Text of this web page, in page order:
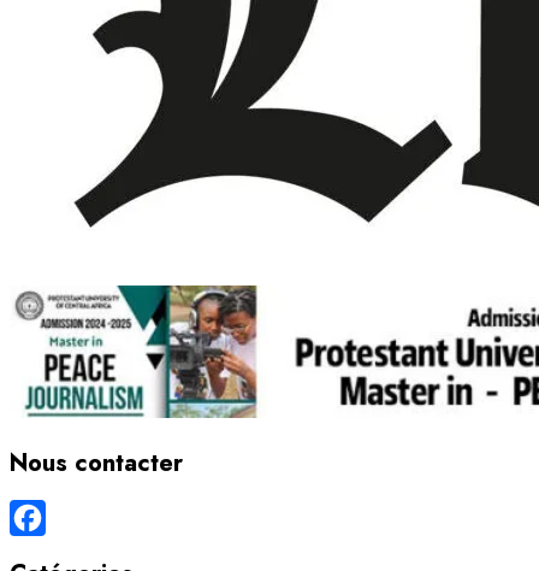
Nous contacter